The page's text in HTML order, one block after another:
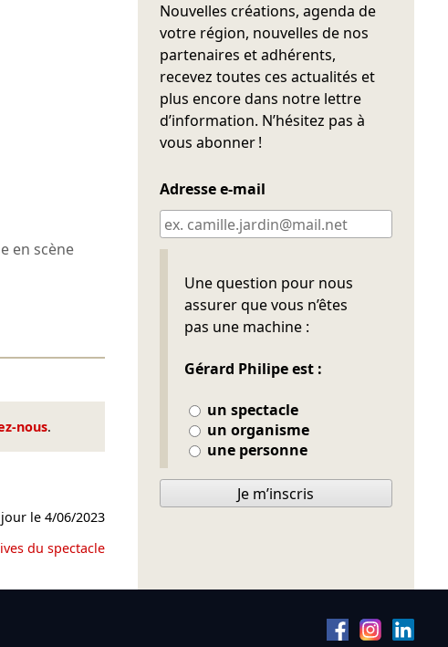
en scène
nous.
jour le4/06/2023
du spectacle
Nouvelles créations, agenda de
votre région, nouvelles de nos
partenaires et adhérents,
recevez toutes ces actualités et
plus encore dans notre lettre
d’information. N’hésitez pas à
vous abonner !
Adresse e-mail
Une question pour nous
assurer que vous n’êtes
pas une machine :
Gérard Philipe est :
un spectacle
un organisme
une personne
Ne pas remplir
Je m’inscris